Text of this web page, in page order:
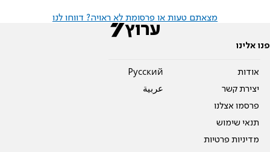
מצאתם טעות או פרסומת לא ראויה? דווחו לנו
פנו אלינו
אודות
יצירת קשר
פרסמו אצלנו
תנאי שימוש
מדיניות פרטיות
Pусский
عربية